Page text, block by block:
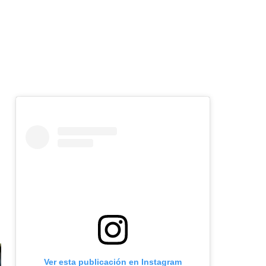
Ver esta publicación en Instagram